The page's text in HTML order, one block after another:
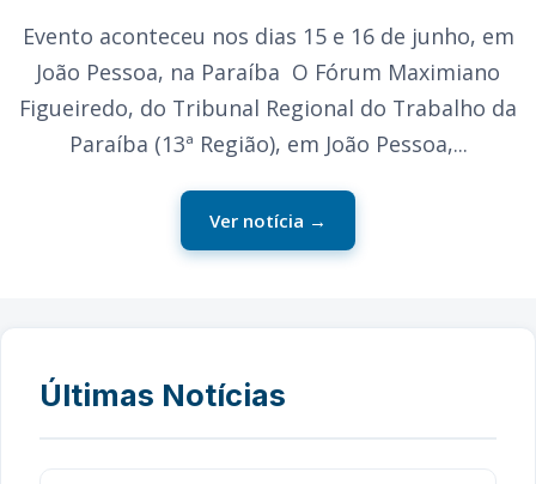
Evento aconteceu nos dias 15 e 16 de junho, em
João Pessoa, na Paraíba O Fórum Maximiano
Figueiredo, do Tribunal Regional do Trabalho da
Paraíba (13ª Região), em João Pessoa,...
Ver notícia →
Últimas Notícias